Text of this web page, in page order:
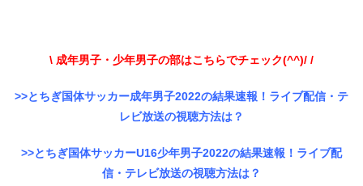
\ 成年男子・少年男子の部はこちらでチェック(^^)/ /
>>とちぎ国体サッカー成年男子2022の結果速報！ライブ配信・テ
レビ放送の視聴方法は？
>>とちぎ国体サッカーU16少年男子2022の結果速報！ライブ配
信・テレビ放送の視聴方法は？